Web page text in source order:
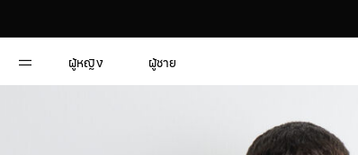
ผู้หญิง ผู้ชาย